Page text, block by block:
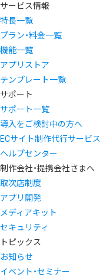
サービス情報
特長一覧
プラン・料金一覧
機能一覧
アプリストア
テンプレート一覧
サポート
サポート一覧
導入をご検討中の方へ
ECサイト制作代行サービス
ヘルプセンター
制作会社・提携会社さまへ
取次店制度
アプリ開発
メディアキット
セキュリティ
トピックス
お知らせ
イベント・セミナー